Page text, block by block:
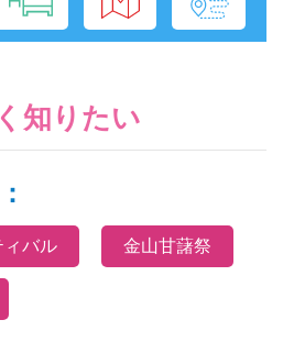
知りたい
ィバル 金山甘藷祭